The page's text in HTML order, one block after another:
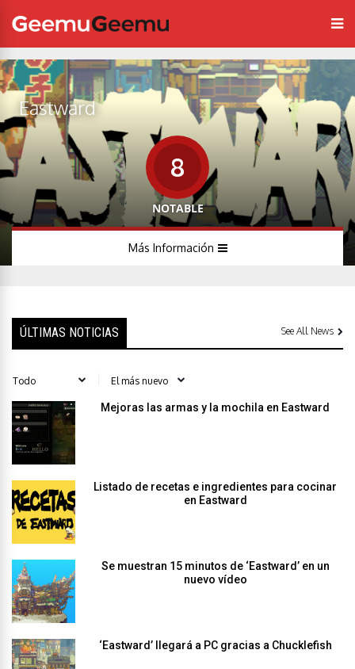
Eastward
8
NOTABLE
Más Información
ÚLTIMAS NOTICIAS See All News
Mejoras las armas y la mochila en Eastward
Listado de recetas e ingredientes para cocinar
en Eastward
Se muestran 15 minutos de ‘Eastward’ en un
nuevo vídeo
‘Eastward’ llegará a PC gracias a Chucklefish